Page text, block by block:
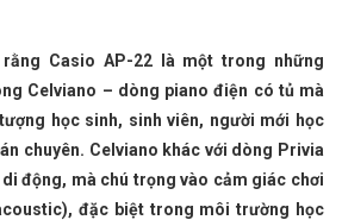
Casio AP-22 là một trong những
Celviano – dòng piano điện có tủ mà
học sinh, sinh viên, người mới học
chuyên. Celviano khác với dòng Privia
động, mà chú trọng vào cảm giác chơi
đặc biệt trong môi trường học